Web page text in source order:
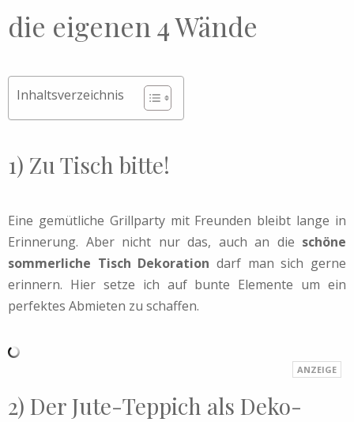
die eigenen 4 Wände
Inhaltsverzeichnis
1) Zu Tisch bitte!
Eine gemütliche Grillparty mit Freunden bleibt lange in
Erinnerung. Aber nicht nur das, auch an die schöne
sommerliche Tisch Dekoration darf man sich gerne
erinnern. Hier setze ich auf bunte Elemente um ein
perfektes Abmieten zu schaffen.
2) Der Jute-Teppich als Deko-